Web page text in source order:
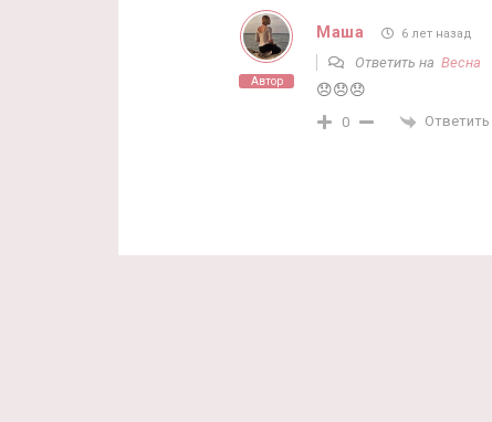
Автор
Маша 6 лет назад
Ответить на Весна
😞😞😞
0 Ответить